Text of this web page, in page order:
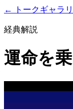
← トークギャラ
経典解説
運命を